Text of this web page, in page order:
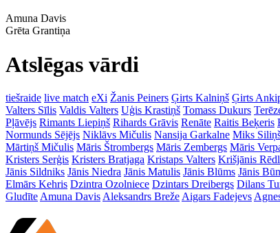
Amuna Davis
Grēta Grantiņa
Atslēgas vārdi
tiešraide live match eXi Žanis Peiners Ģirts Kalniņš Ģirts
Valters Sīlis Valdis Valters Uģis Krastiņš Tomass Dukurs
Pļāvējs Rimants Liepiņš Rihards Grāvis Renāte Raitis Beķeris
Normunds Sējējs Niklāvs Mičulis Nansija Garkalne Miks
Mārtiņš Mičulis Māris Štrombergs Māris Zembergs Māris
Kristers Serģis Kristers Bratjaga Kristaps Valters Krišjānis
Jānis Sildniks Jānis Niedra Jānis Matulis Jānis Blūms Jānis
Elmārs Kehris Dzintra Ozolniece Dzintars Dreibergs Dilans
Gludīte Amuna Davis Aleksandrs Breže Aigars Fadejevs